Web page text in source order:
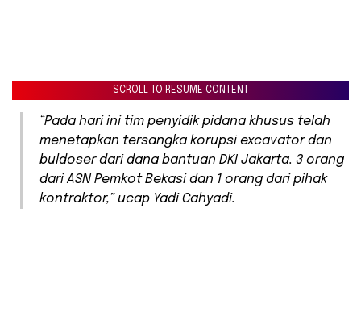
SCROLL TO RESUME CONTENT
“Pada hari ini tim penyidik pidana khusus telah
menetapkan tersangka korupsi excavator dan
buldoser dari dana bantuan DKI Jakarta. 3 orang
dari ASN Pemkot Bekasi dan 1 orang dari pihak
kontraktor,” ucap Yadi Cahyadi.